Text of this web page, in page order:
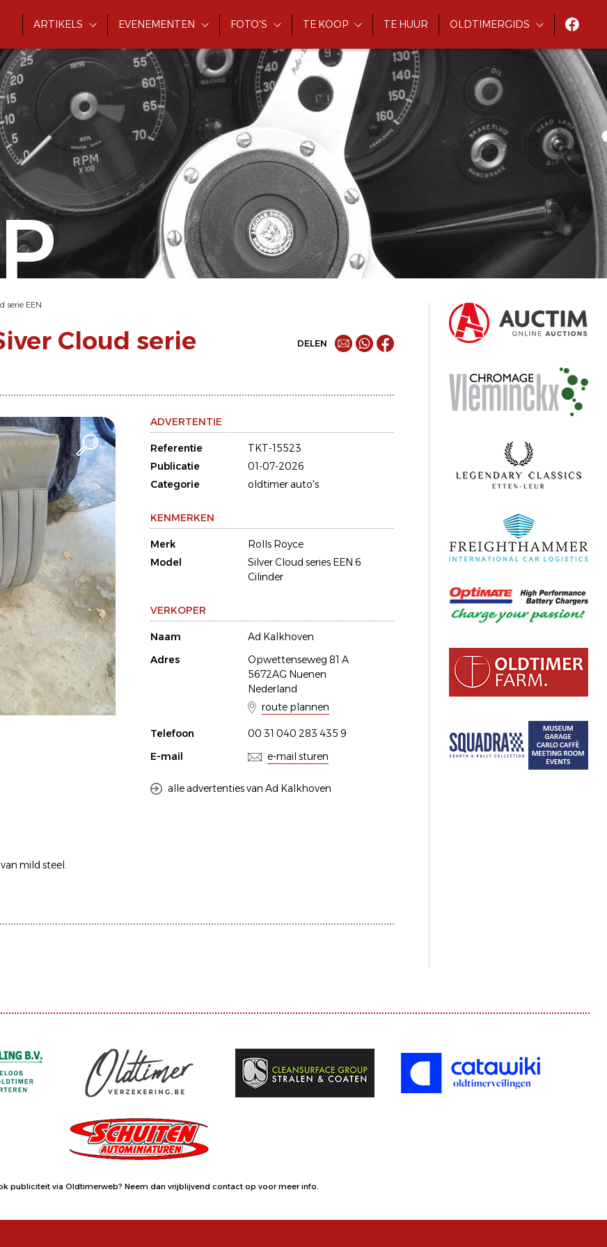
ARTIKELS EVENEMENTEN FOTO'S TE KOOP TE HUUR OLDTIMERGIDS
serie EEN
Cloud serie
DELEN
mild steel.
ADVERTENTIE
Referentie
TKT-15523
Publicatie
01-07-2026
Categorie
oldtimer auto's
KENMERKEN
Merk
Rolls Royce
Model
Silver Cloud series EEN 6
Cilinder
VERKOPER
Naam
Ad Kalkhoven
Adres
Opwettenseweg 81 A
5672AG Nuenen
Nederland
route plannen
Telefoon
00 31 040 283 435 9
E-mail
e-mail sturen
alle advertenties van Ad Kalkhoven
publiciteit via Oldtimerweb? Neem dan vrijblijvend contact op voor meer info.